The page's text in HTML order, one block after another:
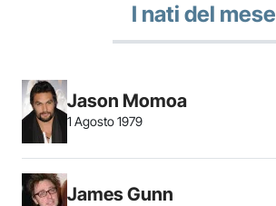
I nati del mese
Jason Momoa
1 Agosto 1979
James Gunn